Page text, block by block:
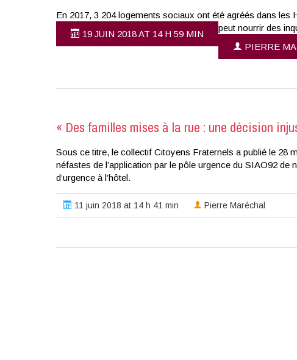
En 2017, 3 204 logements sociaux ont été agréés dans
peut nourrir des
19 JUIN 2018 AT 14 H 59 MIN
PIERRE
« Des familles mises à la rue : une décision
Sous ce titre, le collectif Citoyens Fraternels a publié le 28
néfastes de l’application par le pôle urgence du SIAO92 de
d’urgence à l’hôtel.
11 juin 2018 at 14 h 41 min Pierre Maréchal